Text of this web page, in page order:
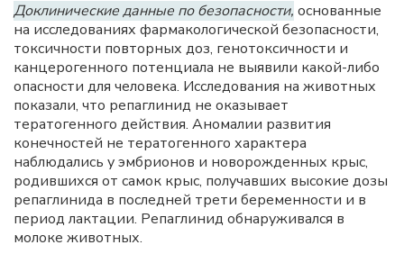
Доклинические данные по безопасности, основанные
на исследованиях фармакологической безопасности,
токсичности повторных доз, генотоксичности и
канцерогенного потенциала не выявили какой-либо
опасности для человека. Исследования на животных
показали, что репаглинид не оказывает
тератогенного действия. Аномалии развития
конечностей не тератогенного характера
наблюдались у эмбрионов и новорожденных крыс,
родившихся от самок крыс, получавших высокие дозы
репаглинида в последней трети беременности и в
период лактации. Репаглинид обнаруживался в
молоке животных.